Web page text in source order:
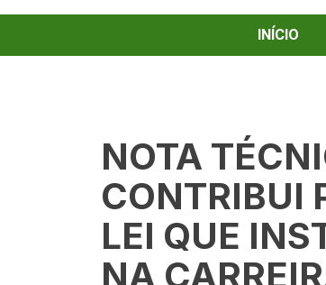
INÍCIO
NOTA
CONTRIBUI
LEI QUE
NA